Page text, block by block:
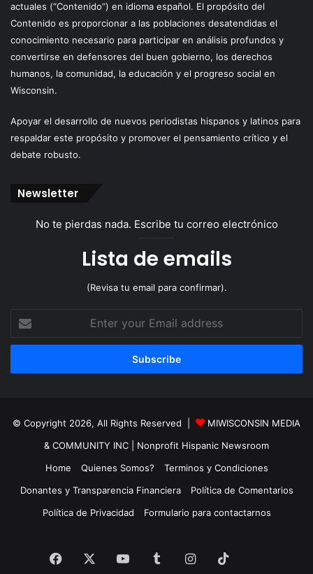
actuales (“Contenido”) en idioma español. El propósito del
Contenido es proporcionar a las poblaciones desatendidas el
conocimiento necesario para participar en análisis profundos y
convertirse en defensores del buen gobierno, los derechos
humanos, la comunidad, la educación y el progreso social en
Wisconsin.
Apoyar el desarrollo de nuevos periodistas hispanos y latinos para
respaldar este propósito y promover el pensamiento crítico y el
debate robusto.
Newsletter
No te pierdas nada. Escribe tu correo electrónico
Lista de emails
(Revisa tu email para confirmar).
Enter
your
Email
© Copyright 2026, All Rights Reserved |
MIWISCONSIN MEDIA
& COMMUNITY INC
| Nonprofit Hispanic Newsroom
Home
Quienes Somos?
Terminos y Condiciones
Donantes y Transparencia Financiera
Política de Comentarios
Política de Privacidad
Formulario para contactarnos
Facebook YouTubeTumblrInstagram